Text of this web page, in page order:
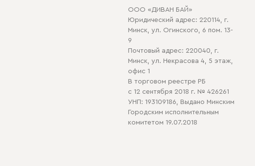
ООО «ДИВАН БАЙ»
Юридический адрес: 220114, г.
Минск, ул. Огинского, 6 пом. 13-
9
Почтовый адрес: 220040, г.
Минск, ул. Некрасова 4, 5 этаж,
офис 1
В торговом реестре РБ
с 12 сентября 2018 г. № 426261
УНП: 193109186, Выдано Минским
Городским исполнительным
комитетом 19.07.2018